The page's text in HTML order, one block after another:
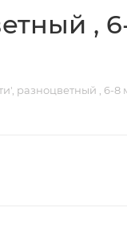
,
разноцветный , 6-8